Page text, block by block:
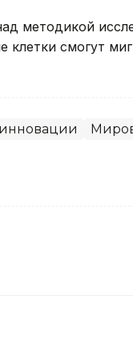
методикой
клетки смогут